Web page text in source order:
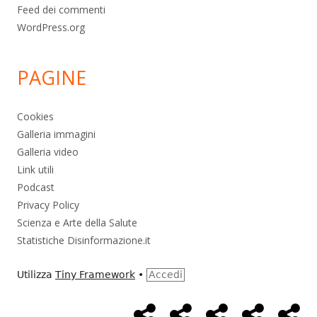
Feed dei commenti
WordPress.org
PAGINE
Cookies
Galleria immagini
Galleria video
Link utili
Podcast
Privacy Policy
Scienza e Arte della Salute
Statistiche Disinformazione.it
Utilizza Tiny Framework • Accedi
MenùHome
Alimentazione
AmbienteBambini